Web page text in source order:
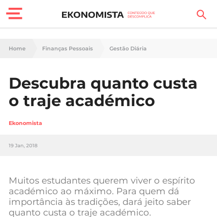
Finanças Pessoais
Carreira
Casa
Tecnologia
Negócios
Home Finanças Pessoais Gestão Diária
Descubra quanto custa
o traje académico
Ekonomista
19 Jan, 2018
Muitos estudantes querem viver o espírito
académico ao máximo. Para quem dá
importância às tradições, dará jeito saber
quanto custa o traje académico.